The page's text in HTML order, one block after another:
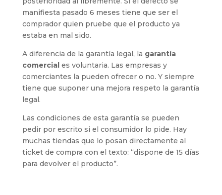
manifiesta pasado 6 meses tiene que ser el
comprador quien pruebe que el producto ya
estaba en mal sido.
A diferencia de la garantía legal, la garantía
comerciales voluntaria. Las empresas y
comerciantes la pueden ofrecer o no. Y siempre
tiene que suponer una mejora respeto la garantía
legal.
Las condiciones de esta garantía se pueden
pedir por escrito si el consumidor lo pide. Hay
muchas tiendas que lo posan directamente al
ticket de compra con el texto: “dispone de 15 días
para devolver el producto”.